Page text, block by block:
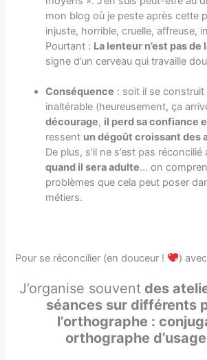
mon blog où je peste après cette
injuste, horrible, cruelle, affreuse,
Pourtant : La lenteur n’est pas de
signe d’un cerveau qui travaille
Conséquence : soit il se
inaltérable (heureusement, ça
décourage, il perd sa confiance
ressent un dégoût croissant des
De plus, s’il ne s’est pas
quand il sera adulte… on
problèmes que cela peut poser
métiers.
Pour se réconcilier (en douceur ! )
J’organise souvent des
séances sur différents
l’orthographe :
orthographe